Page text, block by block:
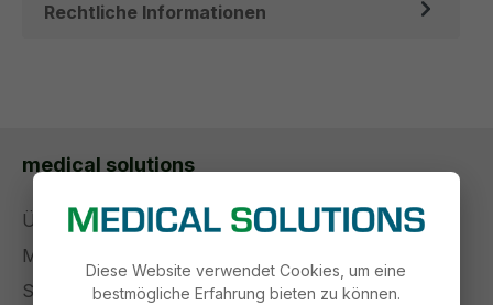
Rechtliche Informationen
medical solutions
Über uns
Management
Stellenangebote
Diese Website verwendet Cookies, um eine
bestmögliche Erfahrung bieten zu können.